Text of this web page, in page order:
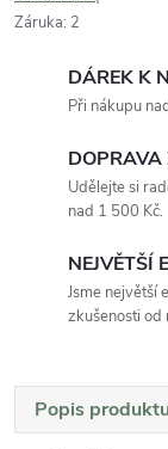
Záruka: 2
DÁREK K
Při nákupu
Udělejte si
nad 1 500 Kč.
NEJVĚTŠÍ
Jsme největší
zkušenosti od
Popis